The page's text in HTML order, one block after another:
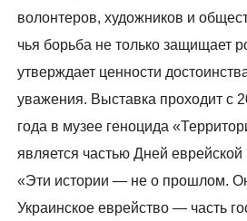
волонтеров, художников и
чья борьба не только защищает
утверждает ценности
уважения. Выставка проходит с
года в музее геноцида
является частью Дней
«Эти истории — не о прошлом.
Украинское еврейство — часть